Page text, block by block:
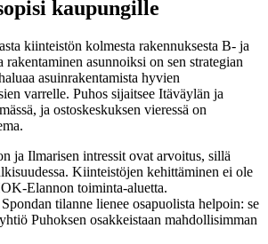
kaupungille
kiinteistön kolmesta rakennuksesta B- ja
asunnoiksi on sen strategian
asuinrakentamista hyvien
varrelle. Puhos sijaitsee Itäväylän ja
ja ostoskeskuksen vieressä on
ja Ilmarisen intressit ovat arvoitus, sillä
Kiinteistöjen kehittäminen ei ole
Elannon toiminta-aluetta.
tilanne lienee osapuolista helpoin: se
Puhoksen osakkeistaan mahdollisimman